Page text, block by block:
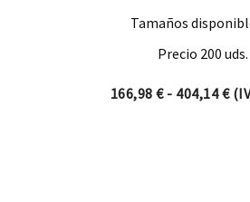
Tamaños
Precio 200 uds.
166,98€ - 404,14€